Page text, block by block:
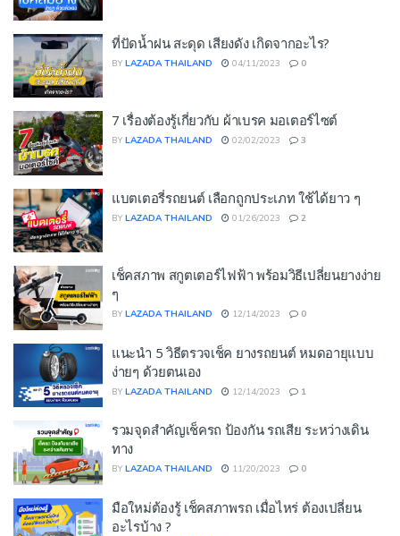
ที่ปัดน้ำฝน สะดุด เสียงดัง เกิดจากอะไร?
BY LAZADA THAILAND 04/11/2023 0
7 เรื่องต้องรู้เกี่ยวกับ ผ้าเบรค มอเตอร์ไซต์
BY LAZADA THAILAND 02/02/2023 3
แบตเตอรี่รถยนต์ เลือกถูกประเภท ใช้ได้ยาว ๆ
BY LAZADA THAILAND 01/26/2023 2
เช็คสภาพ สกูตเตอร์ไฟฟ้า พร้อมวิธีเปลี่ยนยางง่าย
ๆ
BY LAZADA THAILAND 12/14/2023 0
แนะนำ 5 วิธีตรวจเช็ค ยางรถยนต์ หมดอายุแบบ
ง่ายๆ ด้วยตนเอง
BY LAZADA THAILAND 12/14/2023 1
รวมจุดสำคัญเช็ครถ ป้องกัน รถเสีย ระหว่างเดิน
ทาง
BY LAZADA THAILAND 11/20/2023 0
มือใหม่ต้องรู้ เช็คสภาพรถ เมื่อไหร่ ต้องเปลี่ยน
อะไรบ้าง ?